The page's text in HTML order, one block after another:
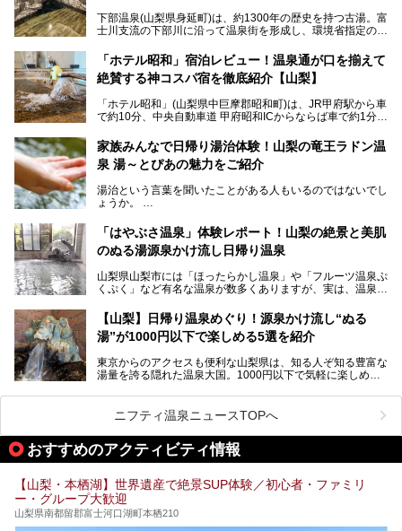
下部温泉(山梨県身延町)は、約1300年の歴史を持つ古湯。富
士川支流の下部川に沿って温泉街を形成し、環境省指定の国
中でも「古湯坊 源泉舘」は、戦国時代に武田信玄公も療養
したと伝えられる名湯の宿。最大の特徴は、令和の現代にお
いても混浴文化が守られ、老若男女の分け隔て一切無く温泉
向にありますが、「古湯坊 源泉舘」では本来あるべき混浴
の姿が保たれている点に注目すべきでしょう。
今回は足元湧出の混浴温泉である「かくし湯大岩風呂」をは
じめ、湯治棟である「別館神泉」を中心に「古湯坊 源泉
舘」の全貌を徹底紹介します。
「ホテル昭和」宿泊レビュー！温泉通が口を揃えて
絶賛する神コスパ宿を徹底紹介【山梨】
「ホテル昭和」(山梨県中巨摩郡昭和町)は、JR甲府駅から車
で約10分、中央自動車道 甲府昭和ICからならば車で約1分の
から、一人泊でも6,000円台から宿泊可能です。
しかし、最大の魅力は“温泉そのもの”でしょう。自家源泉を
統の単純温泉は、入浴すると実にサッパリ爽快。日帰り入浴
不可なこともあり、全国の温泉ファンがこの温泉を求めて
では循環濾過の沸かし湯が一般的ですが、ここは本物の極上
温泉。まさに価格破壊と言えるクオリティです。
室や無料朝食などをご紹介。温泉通が口を揃えて絶賛する神
コスパ宿の全貌を徹底解説します！
家族みんなで日帰り湯治体験！山梨の竜王ラドン温
泉 湯～とぴあの魅力をご紹介
湯治という言葉を聞いたことがある人もいるのではないでし
ょうか。
なかなか体験できない、湯治体験が日帰りでできる温浴施設
が山梨にあります。
ぴあ」の魅力をご紹介します。
提供元：株式会社湯ーとぴあ【PR】
この記事は株式会社湯ーとぴあのPRレポート記事です。
「はやぶさ温泉」体験レポート！山梨の絶景と美肌
のぬる湯源泉かけ流し日帰り温泉
山梨県山梨市には「ほったらかし温泉」や「フルーツ温泉ぷ
くぷく」など有名な温泉が数多くありますが、実は、温泉マ
です。今回紹介する「はやぶさ温泉」も、そのひとつ。温泉
はもちろん、絶景や地元食材を活かしたグルメも堪能できま
す。
します。
【山梨】日帰り温泉めぐり！源泉かけ流し“ぬる
湯”が1000円以下で楽しめる5選を紹介
東京からのアクセスも便利な山梨県は、知る人ぞ知る豊富な
湯量を誇る隠れた温泉大国。1000円以下で気軽に楽しめ
も、これからの季節に嬉しい、じんわりと体の芯まで温ま
る“ぬる湯”が豊富なのも魅力。今回は、湯質も抜群で心ゆく
までリラックスできる山梨のお得な日帰り温泉を、実際体験
した感想と共に紹介します。
※ぬる湯とは35℃～39℃程度の体温に近いぬるめ温泉のこ
ニフティ温泉ニュースTOPへ
おすすめのアクティビティ情報
【山梨・本栖湖】世界遺産で絶景SUP体験／初心者・ファミリ
ー・グループ大歓迎
山梨県南都留郡富士河口湖町本栖210